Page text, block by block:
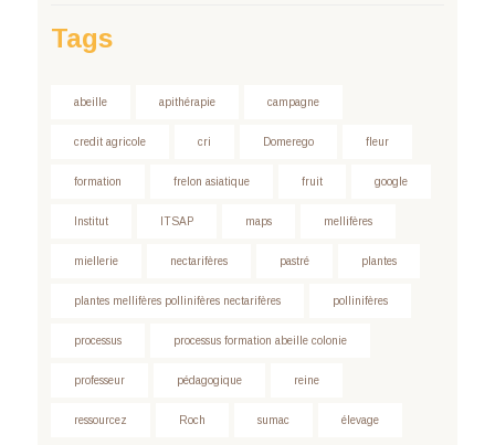
Tags
abeille apithérapie campagne
credit agricole cri Domerego fleur
formation frelon asiatique fruit google
Institut ITSAP maps mellifères
miellerie nectarifères pastré plantes
plantes mellifères pollinifères nectarifères pollinifères
processus processus formation abeille colonie
professeur pédagogique reine
ressourcez Roch sumac élevage